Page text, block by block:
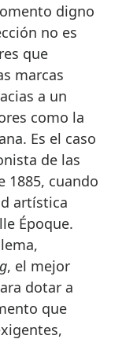
digno
no es
que
marcas
a un
como la
Es el caso
de las
1885, cuando
artística
Époque.
, el mejor
dotar a
que